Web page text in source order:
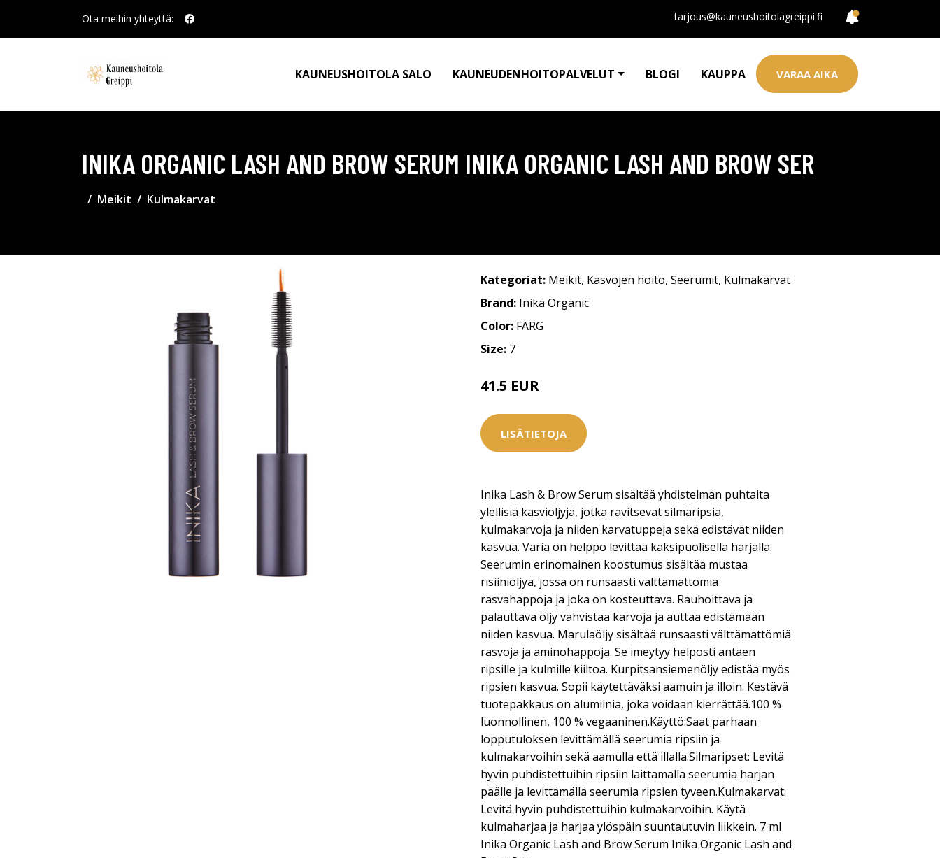
Ota meihin yhteyttä: tarjous@kauneushoitolagreippi.fi
KAUNEUSHOITOLA SALO KAUNEUDENHOITOPALVELUT BLOGI KAUPPA VARAA AIKA
INIKA ORGANIC LASH AND BROW SERUM INIKA ORGANIC LASH AND BROW SER
Meikit Kulmakarvat
Kategoriat: Meikit, Kasvojen hoito, Seerumit, Kulmakarvat
Brand: Inika Organic
Color: FÄRG
Size: 7
41.5 EUR
LISÄTIETOJA
Inika Lash & Brow Serum sisältää yhdistelmän puhtaita
ylellisiä kasviöljyjä, jotka ravitsevat silmäripsiä,
kulmakarvoja ja niiden karvatuppeja sekä edistävät niiden
kasvua. Väriä on helppo levittää kaksipuolisella harjalla.
Seerumin erinomainen koostumus sisältää mustaa
risiiniöljyä, jossa on runsaasti välttämättömiä
rasvahappoja ja joka on kosteuttava. Rauhoittava ja
palauttava öljy vahvistaa karvoja ja auttaa edistämään
niiden kasvua. Marulaöljy sisältää runsaasti välttämättömiä
rasvoja ja aminohappoja. Se imeytyy helposti antaen
ripsille ja kulmille kiiltoa. Kurpitsansiemenöljy edistää myös
ripsien kasvua. Sopii käytettäväksi aamuin ja illoin. Kestävä
tuotepakkaus on alumiinia, joka voidaan kierrättää.100 %
luonnollinen, 100 % vegaaninen.Käyttö:Saat parhaan
lopputuloksen levittämällä seerumia ripsiin ja
kulmakarvoihin sekä aamulla että illalla.Silmäripset: Levitä
hyvin puhdistettuihin ripsiin laittamalla seerumia harjan
päälle ja levittämällä seerumia ripsien tyveen.Kulmakarvat:
Levitä hyvin puhdistettuihin kulmakarvoihin. Käytä
kulmaharjaa ja harjaa ylöspäin suuntautuvin liikkein. 7 ml
Inika Organic Lash and Brow Serum Inika Organic Lash and